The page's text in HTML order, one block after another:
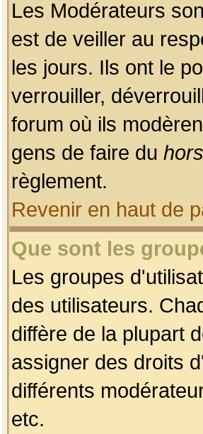
Les Modérateurs
est de veiller au
les jours. Ils ont le
verrouiller,
forum où ils
gens de faire du
règlement.
Revenir en haut de
Que sont les
Les groupes
des utilisateurs.
diffère de la plupart
assigner des droits
différents
etc.